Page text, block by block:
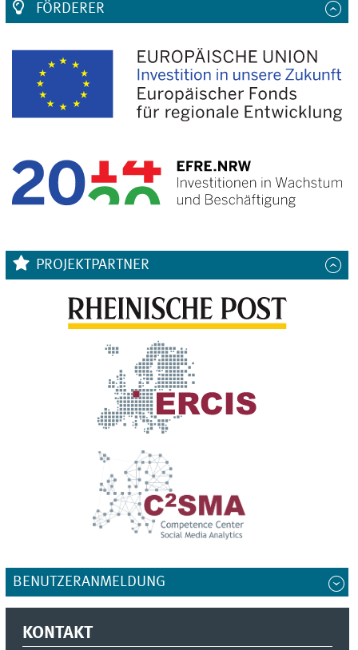
FÖRDERER
PROJEKTPARTNER
BENUTZERANMELDUNG
KONTAKT